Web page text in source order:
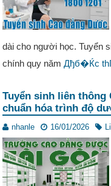
dài cho người học. Tuyển
chính quy nămДђб�Ќc
Tuyển sinh liên thông
chuẩn hóa trình độ
nhanle 16/01/2026